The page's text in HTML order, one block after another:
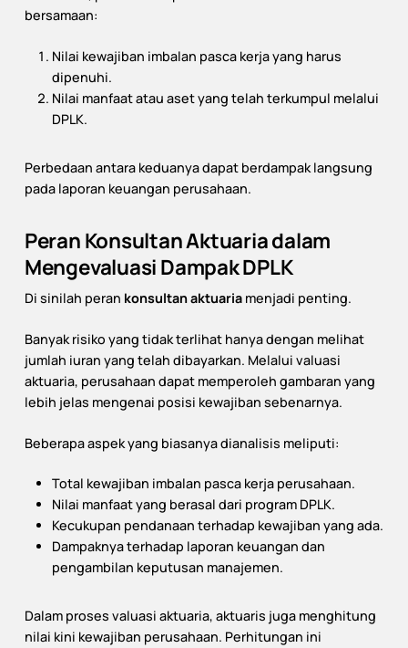
bersamaan:
Nilai kewajiban imbalan pasca kerja yang harus
dipenuhi.
Nilai manfaat atau aset yang telah terkumpul melalui
DPLK.
Perbedaan antara keduanya dapat berdampak langsung
pada laporan keuangan perusahaan.
Peran Konsultan Aktuaria dalam
Mengevaluasi Dampak DPLK
Di sinilah peran konsultan aktuariamenjadi penting.
Banyak risiko yang tidak terlihat hanya dengan melihat
jumlah iuran yang telah dibayarkan. Melalui valuasi
aktuaria, perusahaan dapat memperoleh gambaran yang
lebih jelas mengenai posisi kewajiban sebenarnya.
Beberapa aspek yang biasanya dianalisis meliputi:
Total kewajiban imbalan pasca kerja perusahaan.
Nilai manfaat yang berasal dari program DPLK.
Kecukupan pendanaan terhadap kewajiban yang ada.
Dampaknya terhadap laporan keuangan dan
pengambilan keputusan manajemen.
Dalam proses valuasi aktuaria, aktuaris juga menghitung
nilai kini kewajiban perusahaan. Perhitungan ini